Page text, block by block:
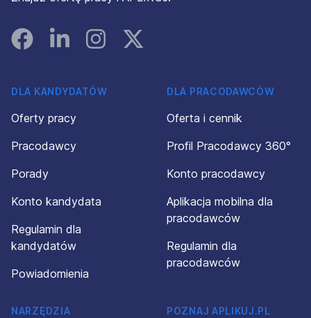
FacebookLinked InInstagramInstagram
DLA KANDYDATÓW
Oferty pracy
Pracodawcy
Porady
Konto kandydata
Regulamin dla
kandydatów
Powiadomienia
DLA PRACODAWCÓW
Oferta i cennik
Profil Pracodawcy 360°
Konto pracodawcy
Aplikacja mobilna dla
pracodawców
Regulamin dla
pracodawców
NARZĘDZIA
POZNAJ APLIKUJ.PL